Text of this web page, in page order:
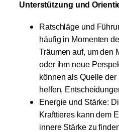
Unterstützung und
Ratschläge und
häufig in Momenten
Träumen auf, um den
oder ihm neue
können als Quelle
helfen,
Energie und Stärke:
Krafttieres kann dem
innere Stärke zu